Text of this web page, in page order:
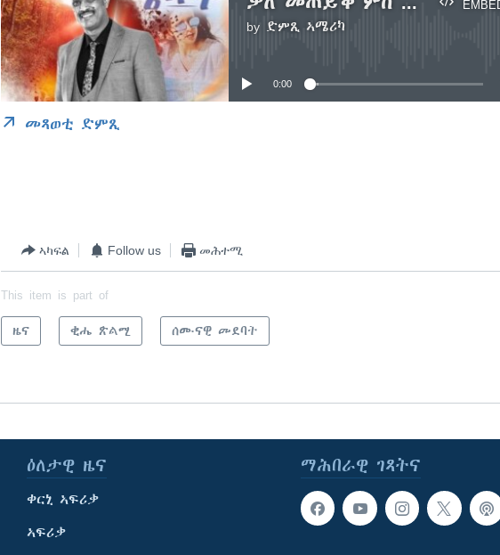
by ድምጺ ኣሜሪካ
No media source currently available
0:00
መጻወቲ ድምጺ
ኣካፍል Follow us መሕተሚ
This item is part of
ዜና ቂሔ ጽልሚ ሰሙናዊ መደባት
ማሕበራዊ ገጻትና
ዕለታዊ ዜና
ቀርኒ ኣፍሪቃ
ኣፍሪቃ